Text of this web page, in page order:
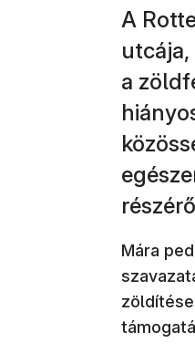
A
a
Mára